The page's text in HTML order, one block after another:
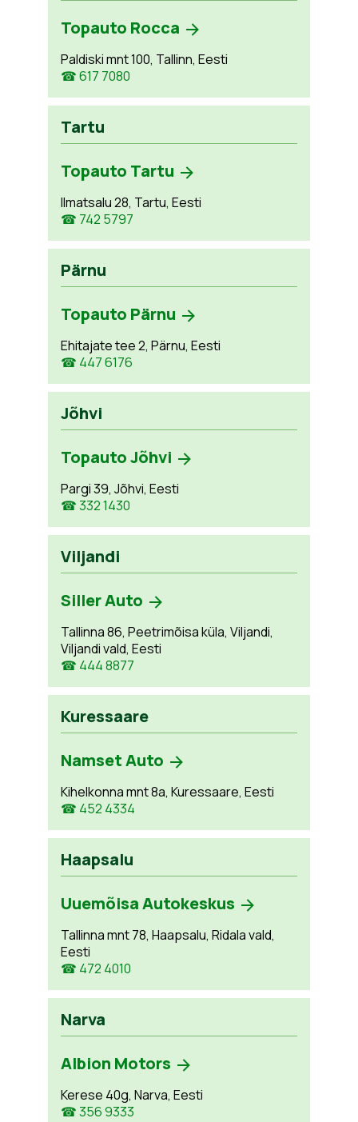
Topauto Rocca
Paldiski mnt 100, Tallinn, Eesti
☎ 617 7080
Tartu
Topauto Tartu
Ilmatsalu 28, Tartu, Eesti
☎ 742 5797
Pärnu
Topauto Pärnu
Ehitajate tee 2, Pärnu, Eesti
☎ 447 6176
Jõhvi
Topauto Jõhvi
Pargi 39, Jõhvi, Eesti
☎ 332 1430
Viljandi
Siller Auto
Tallinna 86, Peetrimõisa küla, Viljandi,
Viljandi vald, Eesti
☎ 444 8877
Kuressaare
Namset Auto
Kihelkonna mnt 8a, Kuressaare, Eesti
☎ 452 4334
Haapsalu
Uuemõisa Autokeskus
Tallinna mnt 78, Haapsalu, Ridala vald,
Eesti
☎ 472 4010
Narva
Albion Motors
Kerese 40g, Narva, Eesti
☎ 356 9333